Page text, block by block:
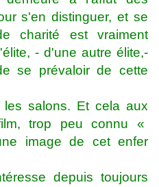
s'en distinguer, et se
charité est vraiment
- d'une autre élite,-
se prévaloir de cette
salons. Et cela aux
trop peu connu «
image de cet enfer
depuis toujours